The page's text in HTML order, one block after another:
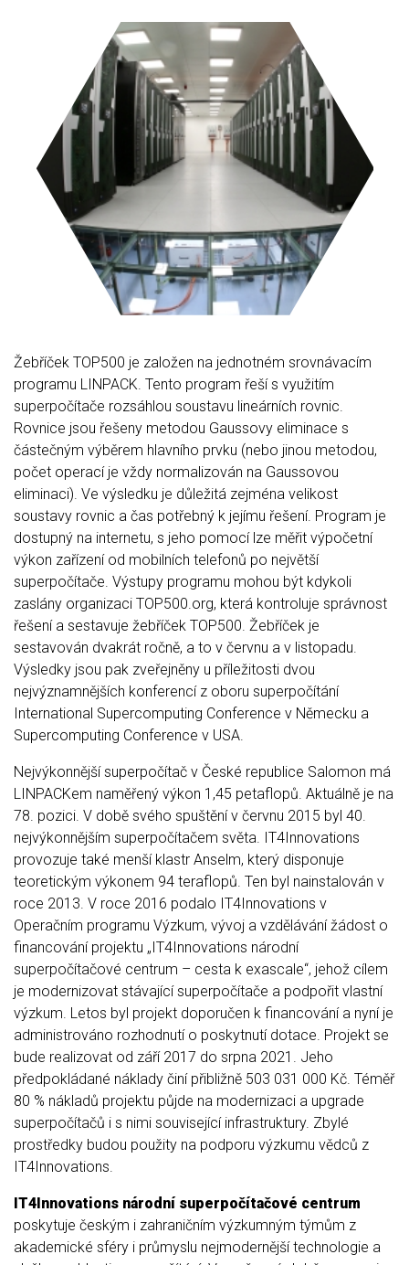
Žebříček TOP500 je založen na jednotném srovnávacím
programu LINPACK. Tento program řeší s využitím
superpočítače rozsáhlou soustavu lineárních rovnic.
Rovnice jsou řešeny metodou Gaussovy eliminace s
částečným výběrem hlavního prvku (nebo jinou metodou,
počet operací je vždy normalizován na Gaussovou
eliminaci). Ve výsledku je důležitá zejména velikost
soustavy rovnic a čas potřebný k jejímu řešení. Program je
dostupný na internetu, s jeho pomocí lze měřit výpočetní
výkon zařízení od mobilních telefonů po největší
superpočítače. Výstupy programu mohou být kdykoli
zaslány organizaci TOP500.org, která kontroluje správnost
řešení a sestavuje žebříček TOP500. Žebříček je
sestavován dvakrát ročně, a to v červnu a v listopadu.
Výsledky jsou pak zveřejněny u příležitosti dvou
nejvýznamnějších konferencí z oboru superpočítání
International Supercomputing Conference v Německu a
Supercomputing Conference v USA.
Nejvýkonnější superpočítač v České republice Salomon má
LINPACKem naměřený výkon 1,45 petaflopů. Aktuálně je na
78. pozici. V době svého spuštění v červnu 2015 byl 40.
nejvýkonnějším superpočítačem světa. IT4Innovations
provozuje také menší klastr Anselm, který disponuje
teoretickým výkonem 94 teraflopů. Ten byl nainstalován v
roce 2013. V roce 2016 podalo IT4Innovations v
Operačním programu Výzkum, vývoj a vzdělávání žádost o
financování projektu „IT4Innovations národní
superpočítačové centrum – cesta k exascale“, jehož cílem
je modernizovat stávající superpočítače a podpořit vlastní
výzkum. Letos byl projekt doporučen k financování a nyní je
administrováno rozhodnutí o poskytnutí dotace. Projekt se
bude realizovat od září 2017 do srpna 2021. Jeho
předpokládané náklady činí přibližně 503 031 000 Kč. Téměř
80 % nákladů projektu půjde na modernizaci a upgrade
superpočítačů i s nimi související infrastruktury. Zbylé
prostředky budou použity na podporu výzkumu vědců z
IT4Innovations.
IT4Innovations národní superpočítačové centrum
poskytuje českým i zahraničním výzkumným týmům z
akademické sféry i průmyslu nejmodernější technologie a